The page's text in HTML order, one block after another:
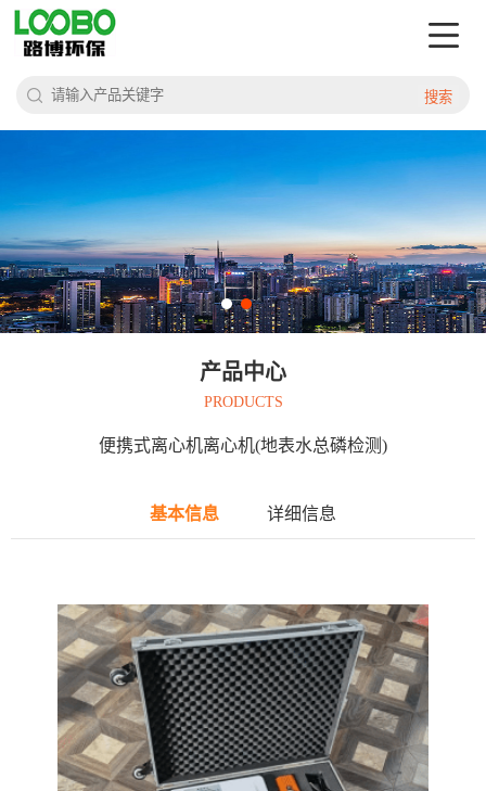
搜索
产品中心
PRODUCTS
便携式离心机离心机(地表水总磷检测)
基本信息 详细信息